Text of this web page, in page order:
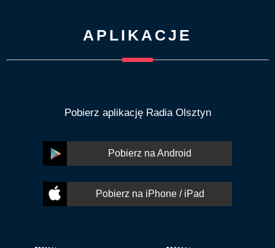
APLIKACJE
Pobierz aplikację Radia Olsztyn
Pobierz na Android
Pobierz na iPhone / iPad